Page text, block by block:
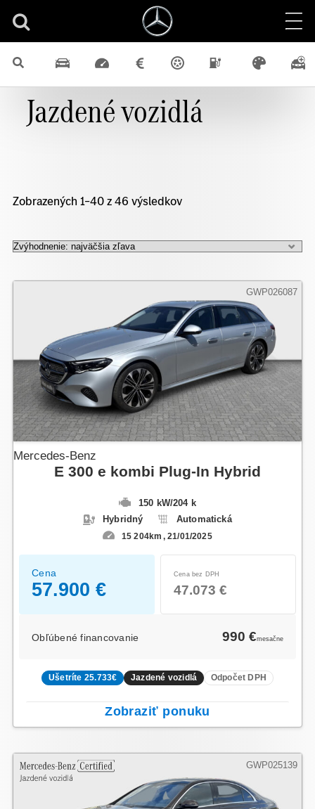
Jazdené vozidlá
Zobrazených 1–40 z 46 výsledkov
Mercedes-Benz
E 300 e kombi Plug-In Hybrid
150 kW/204 k
Hybridný
Automatická
15 204km 21/01/2025
GWP026087
Cena
57.900 €
Cena bez DPH
47.073 €
Obľúbené financovanie 990 €mesačne
Ušetríte 25.733€ Jazdené vozidlá Odpočet DPH
Zobraziť ponuku
GWP025139